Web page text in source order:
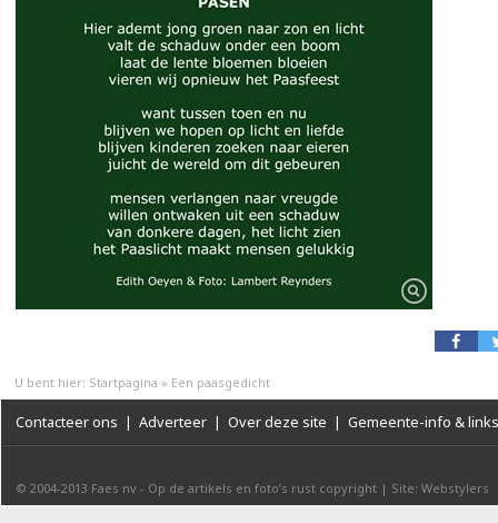
U bent hier: Startpagina » Een paasgedicht
Contacteer ons | Adverteer | Over deze site | Gemeente-info & links
© 2004-2013 Faes nv - Op de artikels en foto’s rust copyright | Site: Webstylers